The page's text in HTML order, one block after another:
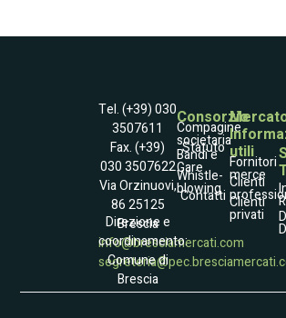
Tel. (+39) 030
3507611
Fax. (+39)
030 3507622
Via Orzinuovi,
86 25125
Brescia
info@bresciamercati.com
Direzione e
coordinamento:
Comune di
Brescia
Consorzio
Compagine
societaria
Statuto
Bandi e
Gare
Whistle­
blowing
Contatti
utili
Fornitori
merce
Clienti
Clienti
privati